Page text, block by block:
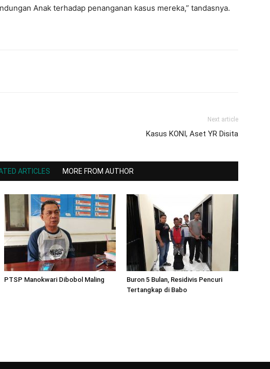
Anak terhadap penanganan kasus mereka,” tandasnya.
Next article
Kasus KONI, Aset YR Disita
ARTICLES MORE FROM AUTHOR
PTSP Manokwari Dibobol Maling
Buron 5 Bulan, Residivis Pencuri
Tertangkap di Babo